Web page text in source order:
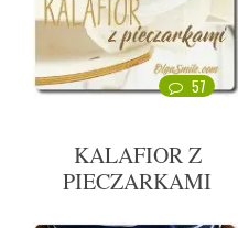
57
KALAFIOR Z
PIECZARKAMI